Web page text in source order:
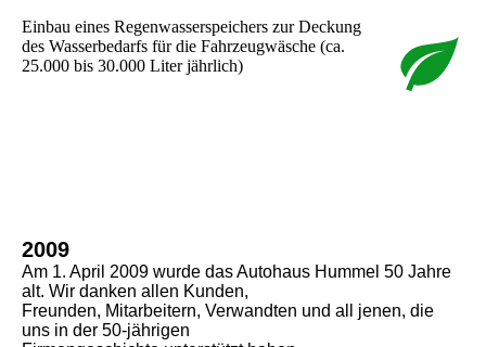
Einbau eines Regenwasserspeichers zur Deckung
des Wasserbedarfs für die Fahrzeugwäsche (ca.
25.000 bis 30.000 Liter jährlich)
2009
Am 1. April 2009 wurde das Autohaus Hummel 50 Jahre
alt. Wir danken allen Kunden,
Freunden, Mitarbeitern, Verwandten und all jenen, die
uns in der 50-jährigen